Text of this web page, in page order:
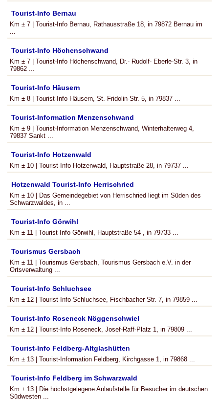
Tourist-Info Bernau
Km ± 7 | Tourist-Info Bernau, Rathausstraße 18, in 79872 Bernau im
...
Tourist-Info Höchenschwand
Km ± 7 | Tourist-Info Höchenschwand, Dr.- Rudolf- Eberle-Str. 3, in
79862 ...
Tourist-Info Häusern
Km ± 8 | Tourist-Info Häusern, St.-Fridolin-Str. 5, in 79837 ...
Tourist-Information Menzenschwand
Km ± 9 | Tourist-Information Menzenschwand, Winterhalterweg 4,
79837 Sankt ...
Tourist-Info Hotzenwald
Km ± 10 | Tourist-Info Hotzenwald, Hauptstraße 28, in 79737 ...
Hotzenwald Tourist-Info Herrischried
Km ± 10 | Das Gemeindegebiet von Herrischried liegt im Süden des
Schwarzwaldes, in ...
Tourist-Info Görwihl
Km ± 11 | Tourist-Info Görwihl, Hauptstraße 54 , in 79733 ...
Tourismus Gersbach
Km ± 11 | Tourismus Gersbach, Tourismus Gersbach e.V. in der
Ortsverwaltung ...
Tourist-Info Schluchsee
Km ± 12 | Tourist-Info Schluchsee, Fischbacher Str. 7, in 79859 ...
Tourist-Info Roseneck Nöggenschwiel
Km ± 12 | Tourist-Info Roseneck, Josef-Raff-Platz 1, in 79809 ...
Tourist-Info Feldberg-Altglashütten
Km ± 13 | Tourist-Information Feldberg, Kirchgasse 1, in 79868 ...
Tourist-Info Feldberg im Schwarzwald
Km ± 13 | Die höchstgelegene Anlaufstelle für Besucher im deutschen
Südwesten ...